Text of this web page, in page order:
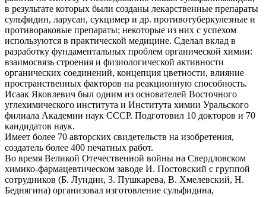
в результате которых были созданы лекарственные препараты
сульфидин, ларусан, сукцимер и др. противотуберкулезные и
противораковые препараты; некоторые из них с успехом
используются в практической медицине. Сделал вклад в
разработку фундаментальных проблем органической химии:
взаимосвязь строения и физиологической активности
органических соединений, концепция цветности, влияние
пространственных факторов на реакционную способность.
Исаак Яковлевич был одним из основателей Восточного
углехимического института и Института химии Уральского
филиала Академии наук СССР. Подготовил 10 докторов и 70
кандидатов наук.
Имеет более 70 авторских свидетельств на изобретения,
создатель более 400 печатных работ.
Во время Великой Отечественной войны на Свердловском
химико-фармацевтическом заводе И. Постовский с группой
сотрудников (Б. Лундин, 3. Пушкарева, В. Хмелевский, Н.
Беднягина) организовал изготовление сульфидина,